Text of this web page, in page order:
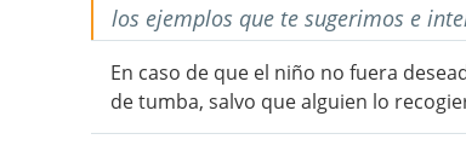
los ejemplos que te sugerimos e
En caso de que el niño no fuera
de tumba, salvo que alguien lo